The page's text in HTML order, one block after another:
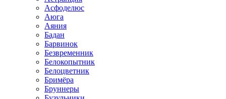
Асфоделюс
Аюга
Аяния
Бадан
Барвинок
Безвременник
Белокопытник
Белоцветник
Бримёра
Бруннеры